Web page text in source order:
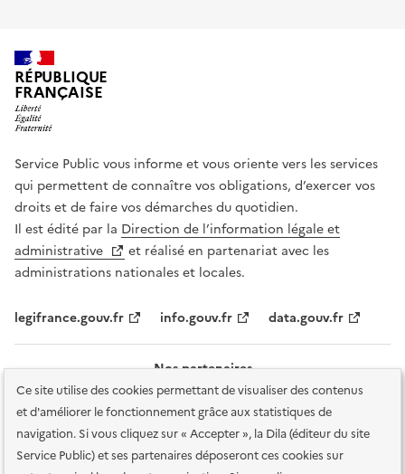
Ce site utilise des cookies permettant de visualiser des contenus
et d'améliorer le fonctionnement grâce aux statistiques de
navigation. Si vous cliquez sur « Accepter », la Dila (éditeur du site
Service Public) et ses partenaires déposeront ces cookies sur
RÉPUBLIQUE
FRANÇAISE
Service Public vous informe et vous oriente vers les services
qui permettent de connaître vos obligations, d’exercer vos
droits et de faire vos démarches du quotidien.
Il est édité par la Direction de l’information légale et
administrative
et réalisé en partenariat avec les
administrations nationales et locales.
legifrance.gouv.fr info.gouv.fr data.gouv.fr
Nos partenaires